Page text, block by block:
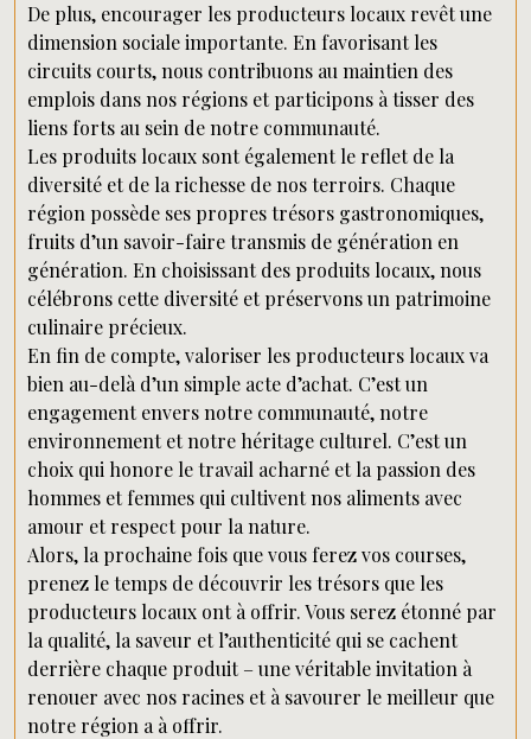
De plus, encourager les producteurs locaux revêt une
dimension sociale importante. En favorisant les
circuits courts, nous contribuons au maintien des
emplois dans nos régions et participons à tisser des
liens forts au sein de notre communauté.
Les produits locaux sont également le reflet de la
diversité et de la richesse de nos terroirs. Chaque
région possède ses propres trésors gastronomiques,
fruits d’un savoir-faire transmis de génération en
génération. En choisissant des produits locaux, nous
célébrons cette diversité et préservons un patrimoine
culinaire précieux.
En fin de compte, valoriser les producteurs locaux va
bien au-delà d’un simple acte d’achat. C’est un
engagement envers notre communauté, notre
environnement et notre héritage culturel. C’est un
choix qui honore le travail acharné et la passion des
hommes et femmes qui cultivent nos aliments avec
amour et respect pour la nature.
Alors, la prochaine fois que vous ferez vos courses,
prenez le temps de découvrir les trésors que les
producteurs locaux ont à offrir. Vous serez étonné par
la qualité, la saveur et l’authenticité qui se cachent
derrière chaque produit – une véritable invitation à
renouer avec nos racines et à savourer le meilleur que
notre région a à offrir.